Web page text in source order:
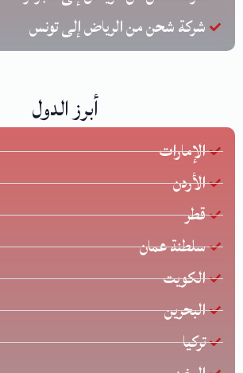
شركة شحن من الرياض إلى تونس
أبرز الدول
الإمارات
الأردن
قطر
سلطنة عمان
الكويت
البحرين
تركيا